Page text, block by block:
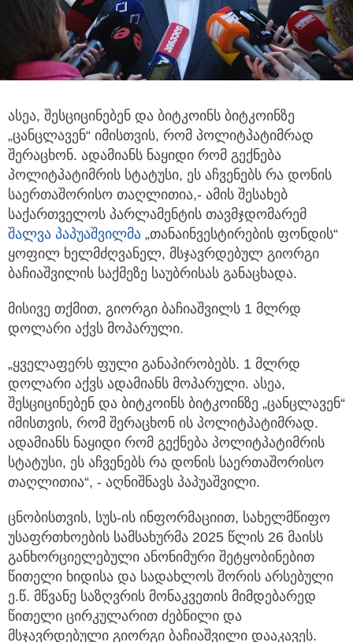
ასეა, შესციცინებენ და ბიტკოინს ბიტკოინზე
„ცანცლავენ“ იმისთვის, რომ პოლიტპატიმრად
შერაცხონ. ადამიანს ნაყიდი რომ გექნება
პოლიტპატიმრის სტატუსი, ეს აჩვენებს რა დონის
საერთაშორისო თაღლითია,- ამის შესახებ
საქართველოს პარლამენტის თავმჯდომარემ
შალვა პაპუაშვილმა „თანაინვესტირების ფონდის“
ყოფილ ხელმძღვანელ, მსჯავრდებულ გიორგი
ბაჩიაშვილის საქმეზე საუბრისას განაცხადა.
მისივე თქმით, გიორგი ბაჩიაშვილს 1 მლრდ
დოლარი აქვს მოპარული.
„ყველაფერს ფული განაპირობებს. 1 მლრდ
დოლარი აქვს ადამიანს მოპარული. ასეა,
შესციცინებენ და ბიტკოინს ბიტკოინზე „ცანცლავენ“
იმისთვის, რომ შერაცხონ ის პოლიტპატიმრად.
ადამიანს ნაყიდი რომ გექნება პოლიტპატიმრის
სტატუსი, ეს აჩვენებს რა დონის საერთაშორისო
თაღლითია“, - აღნიშნავს პაპუაშვილი.
ცნობისთვის, სუს-ის ინფორმაციით, სახელმწიფო
უსაფრთხოების სამსახურმა 2025 წლის 26 მაისს
განხორციელებული ანონიმური შეტყობინებით
წითელი ხიდისა და სადახლოს შორის არსებული
ე.წ. მწვანე საზღვრის მონაკვეთის მიმდებარედ
წითელი ცირკულარით ძებნილი და
მსჯავრდებული გიორგი ბაჩიაშვილი დააკავეს.